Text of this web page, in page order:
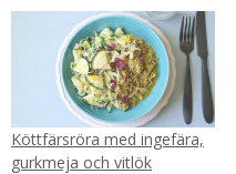
Köttfärsröra med ingefära,
gurkmeja och vitlök